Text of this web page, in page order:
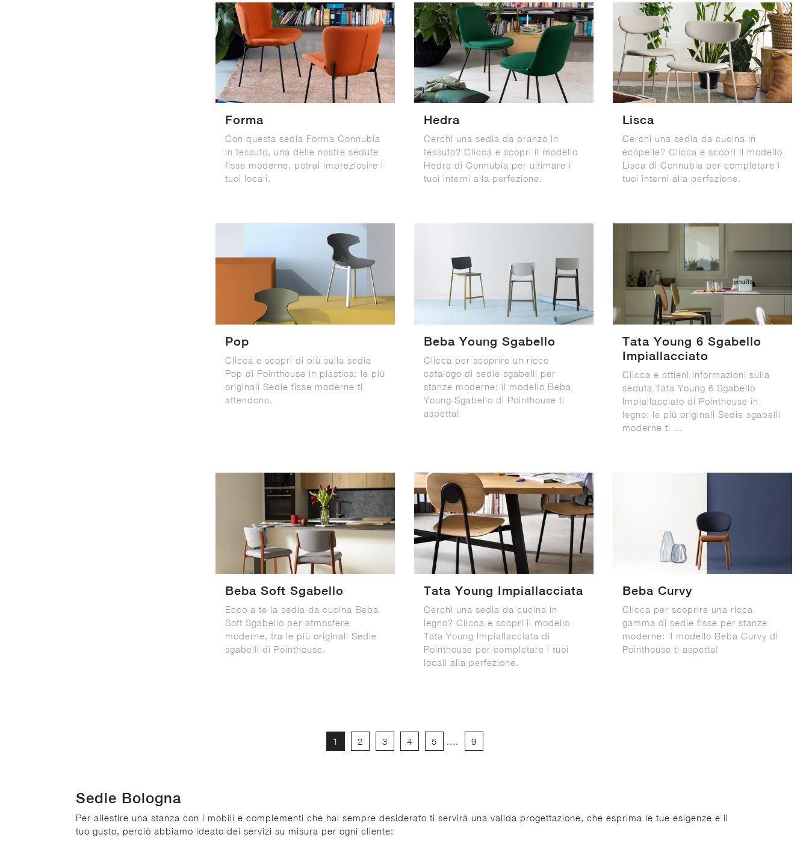
Forma
Con questa sedia Forma Connubia
in tessuto, una delle nostre sedute
fisse moderne, potrai impreziosire i
tuoi locali.
Hedra
Cerchi una sedia da pranzo in
tessuto? Clicca e scopri il modello
Hedra di Connubia per ultimare i
tuoi interni alla perfezione.
Lisca
Cerchi una sedia da cucina in
ecopelle? Clicca e scopri il modello
Lisca di Connubia per completare i
tuoi interni alla perfezione.
Pop
Clicca e scopri di più sulla sedia
Pop di Pointhouse in plastica: le più
originali Sedie fisse moderne ti
attendono.
Beba Young Sgabello
Clicca per scoprire un ricco
catalogo di sedie sgabelli per
stanze moderne: il modello Beba
Young Sgabello di Pointhouse ti
aspetta!
Tata Young 6 Sgabello
Impiallacciato
Clicca e ottieni informazioni sulla
seduta Tata Young 6 Sgabello
Impiallacciato di Pointhouse in
legno: le più originali Sedie sgabelli
moderne ti ...
Beba Soft Sgabello
Ecco a te la sedia da cucina Beba
Soft Sgabello per atmosfere
moderne, tra le più originali Sedie
sgabelli di Pointhouse.
Tata Young Impiallacciata
Cerchi una sedia da cucina in
legno? Clicca e scopri il modello
Tata Young Impiallacciata di
Pointhouse per completare i tuoi
locali alla perfezione.
Beba Curvy
Clicca per scoprire una ricca
gamma di sedie fisse per stanze
moderne: il modello Beba Curvy di
Pointhouse ti aspetta!
1 2 3 4 5 .... 9
Sedie Bologna
Per allestire una stanza con i mobili e complementi che hai sempre desiderato ti servirà una valida progettazione, che esprima le tue esigenze e il
tuo gusto, perciò abbiamo ideato dei servizi su misura per ogni cliente: